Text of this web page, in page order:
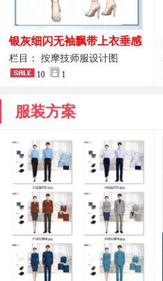
银灰细闪无袖飘带上衣垂感
开叉中长裙 星级酒店前厅礼
仪高级全套工作服
栏目： 按摩技师服设计图
10 1
服装方案